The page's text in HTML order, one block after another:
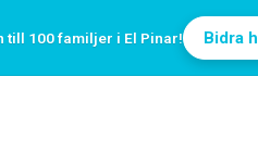
till 100 familjer i El Pinar! Bidra